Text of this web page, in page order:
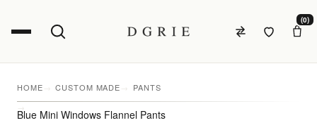
(0)
HOME CUSTOM MADE PANTS
Blue Mini Windows Flannel Pants